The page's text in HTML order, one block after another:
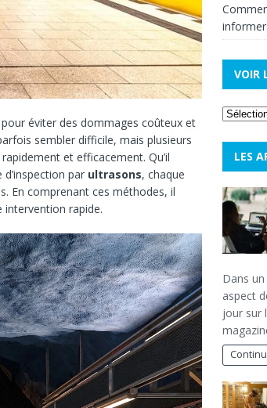
éviter des dommages coûteux et
sembler difficile, mais plusieurs
et efficacement. Qu’il
par ultrasons, chaque
En comprenant ces méthodes, il
intervention rapide.
VOIR
LES
Dans
aspect
jour sur